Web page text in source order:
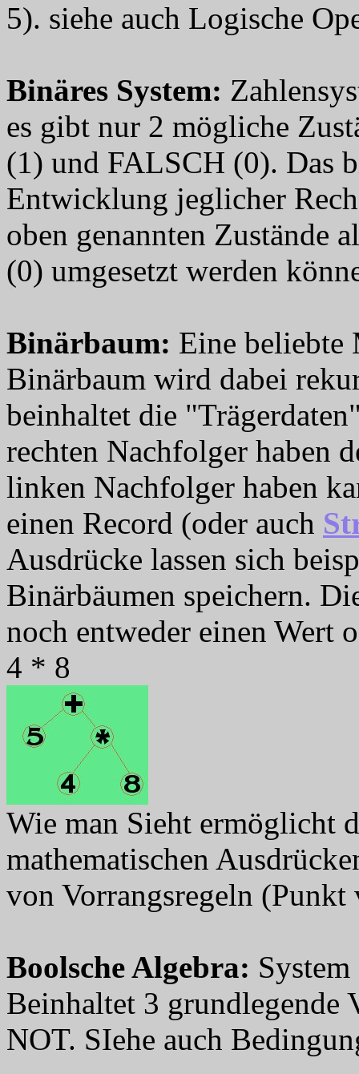
5). siehe auch Logische
Binäres System:
es gibt nur 2 mögliche
(1) und FALSCH (0). Das
Entwicklung jeglicher
oben genannten Zustände
(0) umgesetzt werden
Binärbaum: Eine beliebte
Binärbaum wird dabei
beinhaltet die
rechten Nachfolger haben
linken Nachfolger haben
einen Record (oder auch
Ausdrücke lassen sich
Binärbäumen speichern.
noch entweder einen Wert
4 * 8
Wie man Sieht ermöglicht
mathematischen
von Vorrangsregeln
Boolsche Algebra:
Beinhaltet 3 grundlegende
NOT. SIehe auch